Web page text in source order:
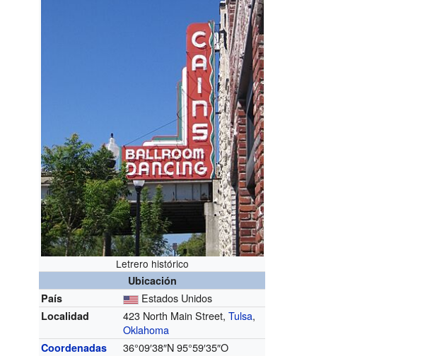
Letrero histórico
Ubicación
País
Estados Unidos
Localidad 423 North Main Street,Tulsa,
Oklahoma
Coordenadas 36°09′38″N 95°59′35″O